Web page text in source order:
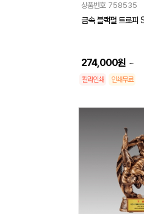
상품번호 758535
금속 블랙펄 트로
274,000원 ~
칼라인쇄 인쇄무료